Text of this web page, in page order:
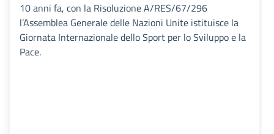
10 anni fa, con la Risoluzione A/RES/67/296
l’Assemblea Generale delle Nazioni Unite istituisce la
Giornata Internazionale dello Sport per lo Sviluppo e la
Pace.